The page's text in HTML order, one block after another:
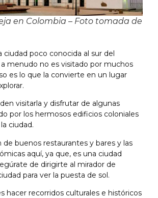
en Colombia – Foto tomada de
ciudad poco conocida al sur del
menudo no es visitado por muchos
es lo que la convierte en un lugar
visitarla y disfrutar de algunas
por los hermosos edificios coloniales
ciudad.
buenos restaurantes y bares y las
aquí, ya que, es una ciudad
de dirigirte al mirador de
para ver la puesta de sol.
hacer recorridos culturales e históricos